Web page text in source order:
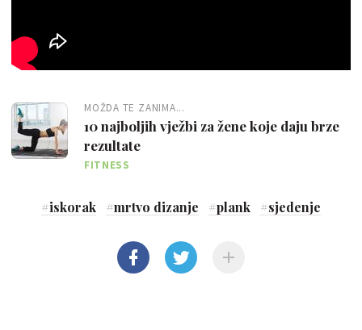
MOŽDA TE ZANIMA...
10 najboljih vježbi za žene koje daju brze
rezultate
FITNESS
#iskorak #mrtvo dizanje #plank #sjedenje